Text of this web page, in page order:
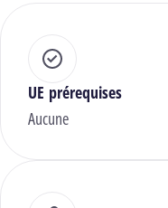
UE prérequises
Aucune